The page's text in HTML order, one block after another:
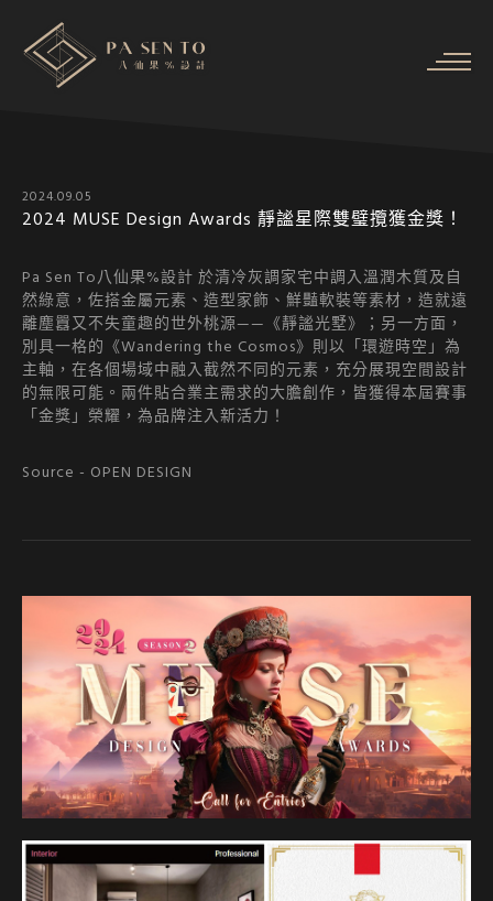
2024.09.05
2024 MUSE Design Awards 靜謐星際雙璧攬獲金獎！
Pa Sen To八仙果%設計 於清冷灰調家宅中調入溫潤木質及自
然綠意，佐搭金屬元素、造型家飾、鮮豔軟裝等素材，造就遠
離塵囂又不失童趣的世外桃源——《靜謐光墅》；另一方面，
別具一格的《Wandering the Cosmos》則以「環遊時空」為
主軸，在各個場域中融入截然不同的元素，充分展現空間設計
的無限可能。兩件貼合業主需求的大膽創作，皆獲得本屆賽事
「金獎」榮耀，為品牌注入新活力！
Source - OPEN DESIGN